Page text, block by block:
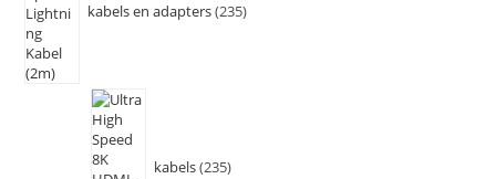
kabels en adapters 235
kabels 235